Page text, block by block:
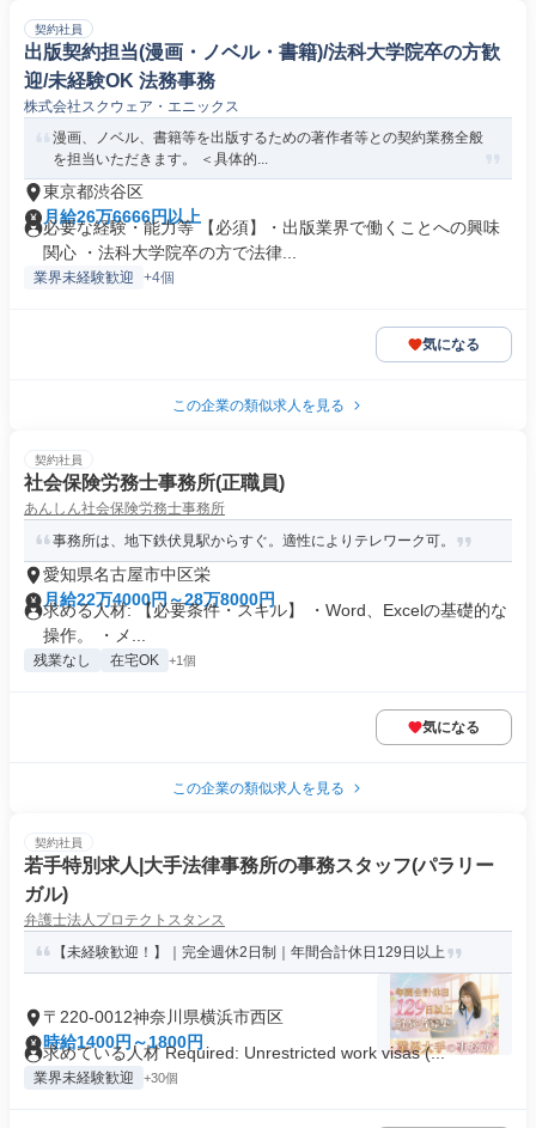
契約社員
出版契約担当(漫画・ノベル・書籍)/法科大学院卒の方歓
迎/未経験OK 法務事務
株式会社スクウェア・エニックス
漫画、ノベル、書籍等を出版するための著作者等との契約業務全般
を担当いただきます。 ＜具体的...
東京都渋谷区
月給26万6666円以上
必要な経験・能力等 【必須】・出版業界で働くことへの興味
関心 ・法科大学院卒の方で法律...
業界未経験歓迎 +4個
気になる
この企業の類似求人を見る
契約社員
社会保険労務士事務所(正職員)
あんしん社会保険労務士事務所
事務所は、地下鉄伏見駅からすぐ。適性によりテレワーク可。
愛知県名古屋市中区栄
月給22万4000円～28万8000円
求める人材: 【必要条件・スキル】 ・Word、Excelの基礎的な
操作。 ・メ...
残業なし 在宅OK +1個
気になる
この企業の類似求人を見る
契約社員
若手特別求人|大手法律事務所の事務スタッフ(パラリー
ガル)
弁護士法人プロテクトスタンス
【未経験歓迎！】｜完全週休2日制｜年間合計休日129日以上
〒220-0012神奈川県横浜市西区
時給1400円～1800円
求めている人材 Required: Unrestricted work visas (...
業界未経験歓迎 +30個